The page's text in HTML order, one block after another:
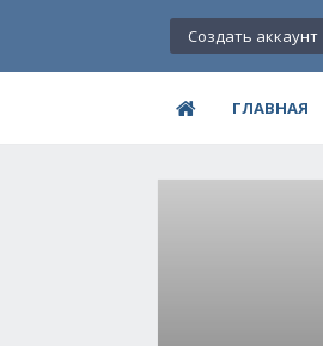
Создать аккаунт
ГЛАВНАЯ